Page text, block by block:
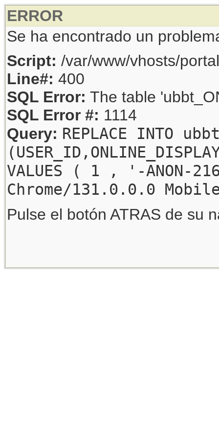
ERROR
Se ha encontrado un
Script: /var/www/vhosts/
Line#: 400
SQL Error: The table
SQL Error #: 1114
Query: REPLACE INTO
VALUES ( 1 , '-
Chrome/131.0.0.0
Pulse el botón ATRAS de su